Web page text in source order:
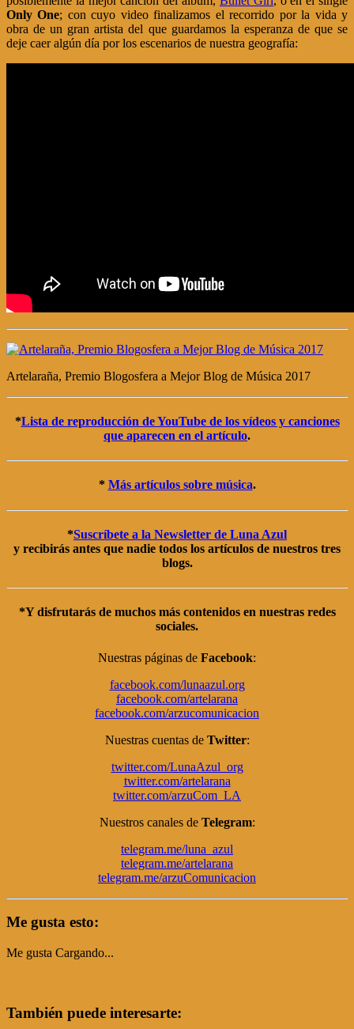
Only One; con cuyo video finalizamos el recorrido por la vida y
obra de un gran artista del que guardamos la esperanza de que se
deje caer algún día por los escenarios de nuestra geografía:
Artelaraña, Premio Blogosfera a Mejor Blog de Música 2017
*Lista de reproducción de YouTube de los vídeos y canciones
que aparecen en el artículo.
* Más artículos sobre música.
*Suscríbete a la Newsletter de Luna Azul
y recibirás antes que nadie todos los artículos de nuestros tres
blogs.
*Y disfrutarás de muchos más contenidos en nuestras redes
sociales.
Nuestras páginas de Facebook:
facebook.com/lunaazul.org
facebook.com/artelarana
facebook.com/arzucomunicacion
Nuestras cuentas de Twitter:
twitter.com/LunaAzul_org
twitter.com/artelarana
twitter.com/arzuCom_LA
Nuestros canales de Telegram:
telegram.me/luna_azul
telegram.me/artelarana
telegram.me/arzuComunicacion
Me gusta esto:
Me gusta Cargando...
También puede interesarte: